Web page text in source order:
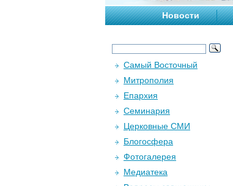
Новости
Самый Восточный
Митрополия
Епархия
Семинария
Церковные СМИ
Блогосфера
Фотогалерея
Медиатека